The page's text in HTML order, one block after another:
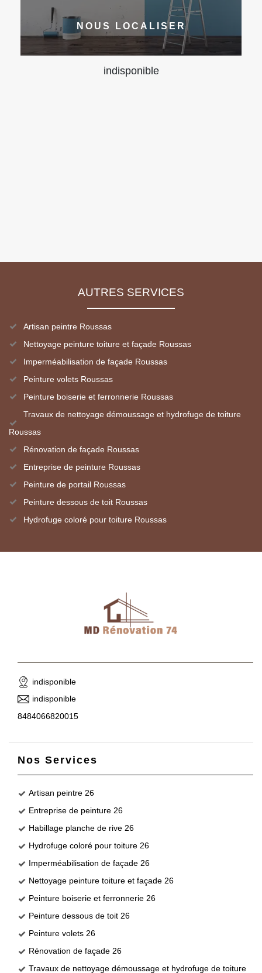
NOUS LOCALISER
indisponible
AUTRES SERVICES
Artisan peintre Roussas
Nettoyage peinture toiture et façade Roussas
Imperméabilisation de façade Roussas
Peinture volets Roussas
Peinture boiserie et ferronnerie Roussas
Travaux de nettoyage démoussage et hydrofuge de toiture
Roussas
Rénovation de façade Roussas
Entreprise de peinture Roussas
Peinture de portail Roussas
Peinture dessous de toit Roussas
Hydrofuge coloré pour toiture Roussas
indisponible
indisponible
8484066820015
Nos Services
Artisan peintre 26
Entreprise de peinture 26
Habillage planche de rive 26
Hydrofuge coloré pour toiture 26
Imperméabilisation de façade 26
Nettoyage peinture toiture et façade 26
Peinture boiserie et ferronnerie 26
Peinture dessous de toit 26
Peinture volets 26
Rénovation de façade 26
Travaux de nettoyage démoussage et hydrofuge de toiture